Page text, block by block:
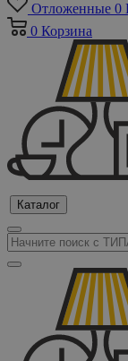
Отложенные 0
0 Корзина
Каталог